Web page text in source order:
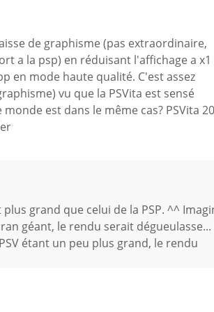
de graphisme (pas extraordinaire,
a la psp) en réduisant l'affichage a x1
en mode haute qualité. C'est assez
vu que la PSVita est sensé
est dans le même cas? PSVita
grand que celui de la PSP. ^^
géant, le rendu serait dégueulasse...
étant un peu plus grand, le rendu